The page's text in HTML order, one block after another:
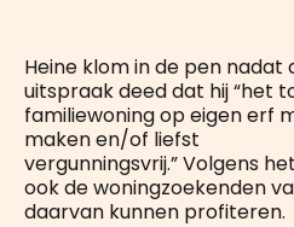
Heine klom in de pen nadat
uitspraak deed dat hij “het
familiewoning op eigen erf
maken en/of liefst
vergunningsvrij.” Volgens
ook de woningzoekenden
daarvan kunnen profiteren.